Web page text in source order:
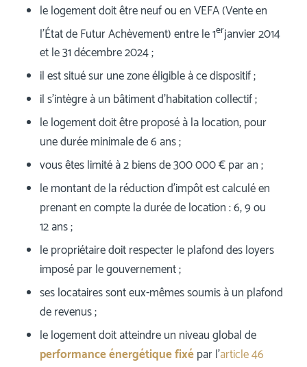
le logement doit être neuf ou en VEFA (Vente en
l’État de Futur Achèvement) entre le 1erjanvier 2014
et le 31 décembre 2024 ;
il est situé sur une zone éligible à ce dispositif ;
il s’intègre à un bâtiment d’habitation collectif ;
le logement doit être proposé à la location, pour
une durée minimale de 6 ans ;
vous êtes limité à 2 biens de 300 000 € par an ;
le montant de la réduction d’impôt est calculé en
prenant en compte la durée de location : 6, 9 ou
12 ans ;
le propriétaire doit respecter le plafond des loyers
imposé par le gouvernement ;
ses locataires sont eux-mêmes soumis à un plafond
de revenus ;
le logement doit atteindre un niveau global de
performance énergétique fixépar l’article 46